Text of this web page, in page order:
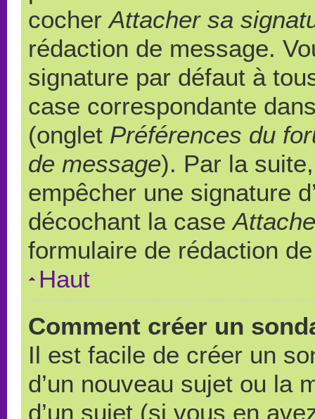
cocherAttacher sa
rédaction de message.
signature par défaut à
case correspondante
(onglet Préférences du
de message). Par la
empêcher une signature
décochant la case
formulaire de rédaction
Haut
Comment créer un
Il est facile de créer un
d’un nouveau sujet ou la
d’un sujet (si vous en